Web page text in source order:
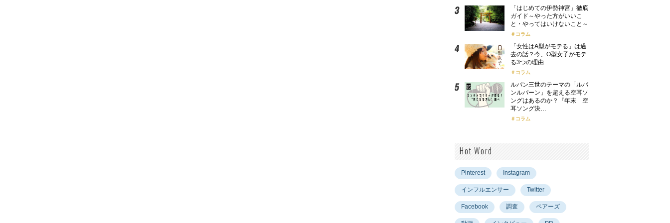
「はじめての伊勢神宮」徹底
ガイド～やった方がいいこ
と・やってはいけないこと～
コラム
「女性はA型がモテる」は過
去の話？今、O型女子がモテ
る3つの理由
コラム
ルパン三世のテーマの「ルパ
ンルパーン」を超える空耳ソ
ングはあるのか？『年末 空
耳ソング決…
コラム
Hot Word
Pinterest Instagram
インフルエンサー Twitter
Facebook 調査 ペアーズ